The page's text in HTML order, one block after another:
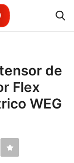
de
Flex
WEG